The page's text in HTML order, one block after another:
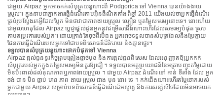
ជាមួយ Airpaz អ្នកអាចកក់សំបុត្រយន្តហោះពី Podgorica ទៅ Vienna បានយ៉ាងងាយ
ស្រួល។ ក្នុងនាមជាភ្នាក់ងារធ្វើដំណើរតាមអ៊ីនធឺណិតតាំងពីឆ្នាំ 2011 យើងយល់ថាអ្នកធ្វើដំណើរ
គ្រប់រូបស្វែងរកអ្វីដែលប្លែក មិនថាវាជាភាពងាយស្រួល ល្បឿន ឬតម្លៃសមរម្យនោះទេ។ នោះហើយ
ជាមូលហេតុដែល Airpaz ប្តេជ្ញាផ្តល់ជូនអ្នកនូវជម្រើសជើងហោះហើរដែលសមរម្យបំផុត ស្រប
តាមតម្រូវការរបស់អ្នក។ ដោយគ្រាន់តែចុចពីរបីដង អ្នកអាចទទួលបានសំបុត្រដែលនឹងប្រែក្លាយ
ផែនការធ្វើដំណើររបស់អ្នកទៅជាបទពិសោធន៍ដ៏រីករាយ និងគ្មានថ្នេរ។
ទទួលបានសំបុត្រយន្តហោះថោកបំផុតទៅ Vienna
Airpaz ផ្តល់ជូននូវកិច្ចព្រមព្រៀងផ្តាច់មុខ និងការផ្តល់ជូនពិសេស ដែលអនុញ្ញាតឱ្យអ្នកកក់
សំបុត្ររបស់អ្នកក្នុងតម្លៃសមរម្យមិនគួរឱ្យជឿ ។ ទទួលបានអត្ថប្រយោជន៍នៃអត្រាបញ្ចុះតម្លៃដោយ
មិនប៉ះពាល់ដល់គុណភាពឬភាពងាយស្រួល ។ ជាមួយ Airpaz ដំណើរ ទៅ កាន់ ទីតាំង ដែល អ្នក
ចង់ បាន មិន ធ្លាប់ មាន ភាព ងាយ ស្រួល ជាង មុន នោះ ទេ ។ កក់ជើងហោះហើរតម្លៃថោករបស់
អ្នកជាមួយ Airpaz សម្រាប់បទពិសោធន៍ធ្វើដំណើរដ៏អស្ចារ្យ និងការសន្សំសំចៃដែលមិនអាចយក